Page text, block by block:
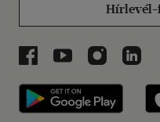
Hírlevél-
Libri a Facebookon
Libri aLibri az
Libri